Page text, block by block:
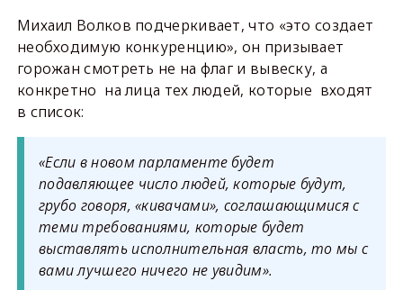
Михаил Волков подчеркивает, что «это создает
необходимую конкуренцию», он призывает
горожан смотреть не на флаг и вывеску, а
конкретно на лица тех людей, которые входят
в список:
«Если в новом парламенте будет
подавляющее число людей, которые будут,
грубо говоря, «кивачами», соглашающимися с
теми требованиями, которые будет
выставлять исполнительная власть, то мы с
вами лучшего ничего не увидим».